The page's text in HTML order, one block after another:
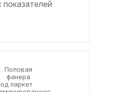
показателей
технологии